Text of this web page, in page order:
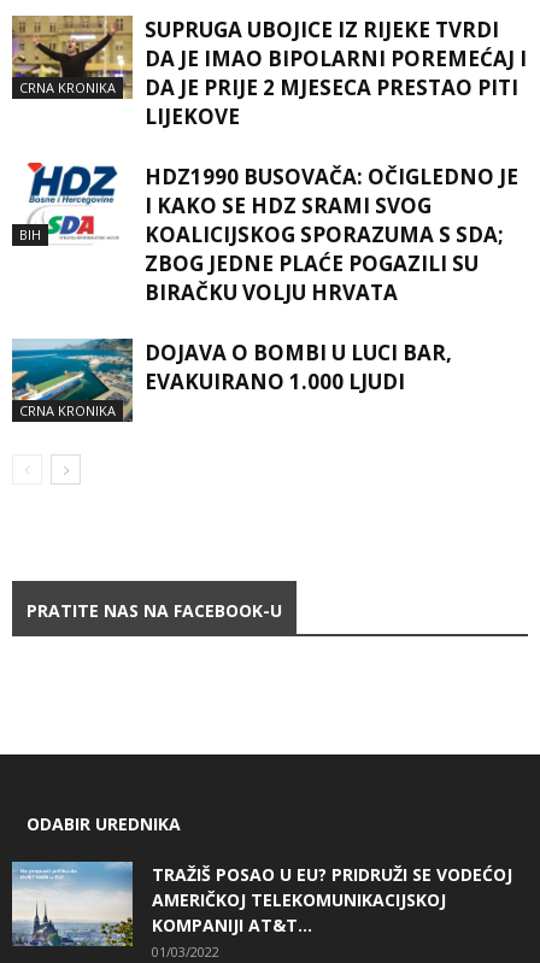
CRNA KRONIKA
SUPRUGA UBOJICE IZ RIJEKE TVRDI
DA JE IMAO BIPOLARNI POREMEĆAJ I
DA JE PRIJE 2 MJESECA PRESTAO PITI
LIJEKOVE
BIH
HDZ1990 BUSOVAČA: OČIGLEDNO JE
I KAKO SE HDZ SRAMI SVOG
KOALICIJSKOG SPORAZUMA S SDA;
ZBOG JEDNE PLAĆE POGAZILI SU
BIRAČKU VOLJU HRVATA
CRNA KRONIKA
DOJAVA O BOMBI U LUCI BAR,
EVAKUIRANO 1.000 LJUDI
PRATITE NAS NA FACEBOOK-U
ODABIR UREDNIKA
TRAŽIŠ POSAO U EU? PRIDRUŽI SE VODEĆOJ
AMERIČKOJ TELEKOMUNIKACIJSKOJ
KOMPANIJI AT&T...
01/03/2022